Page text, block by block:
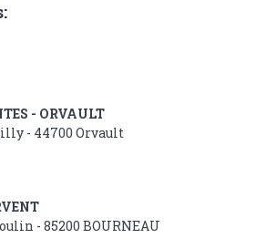
- ORVAULT
- 44700 Orvault
- 85200 BOURNEAU